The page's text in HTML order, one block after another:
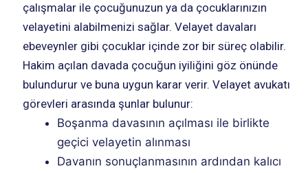
çalışmalar ile çocuğunuzun ya da çocuklarınızın
velayetini alabilmenizi sağlar. Velayet davaları
ebeveynler gibi çocuklar içinde zor bir süreç olabilir.
Hakim açılan davada çocuğun iyiliğini göz önünde
bulundurur ve buna uygun karar verir. Velayet avukatı
görevleri arasında şunlar bulunur:
Boşanma davasının açılması ile birlikte
geçici velayetin alınması
Davanın sonuçlanmasının ardından kalıcı